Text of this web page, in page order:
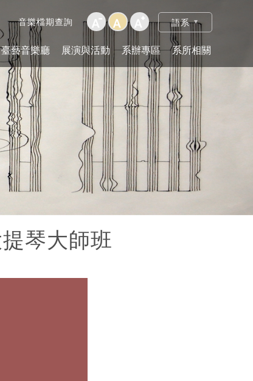
語系
音樂檔期查詢
臺藝音樂廳 展演與活動 系辦專區 系所相關
琴大師班